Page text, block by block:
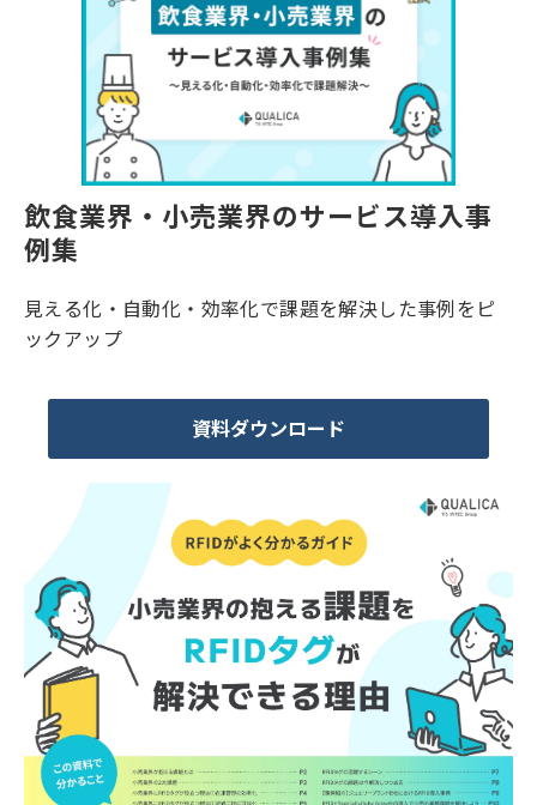
飲食業界・小売業界のサービス導入事
例集
見える化・自動化・効率化で課題を解決した事例をピ
ックアップ
資料ダウンロード